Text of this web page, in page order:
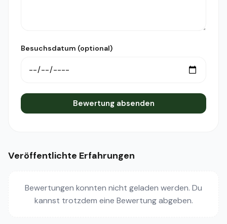
Besuchsdatum (optional)
Bewertung absenden
Veröffentlichte Erfahrungen
Bewertungen konnten nicht geladen werden. Du
kannst trotzdem eine Bewertung abgeben.